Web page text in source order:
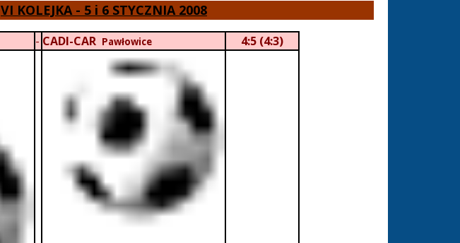
VI KOLEJKA - 5 i 6 STYCZNIA 2008
- CADI-CAR Pawłowice 4:5 (4:3)